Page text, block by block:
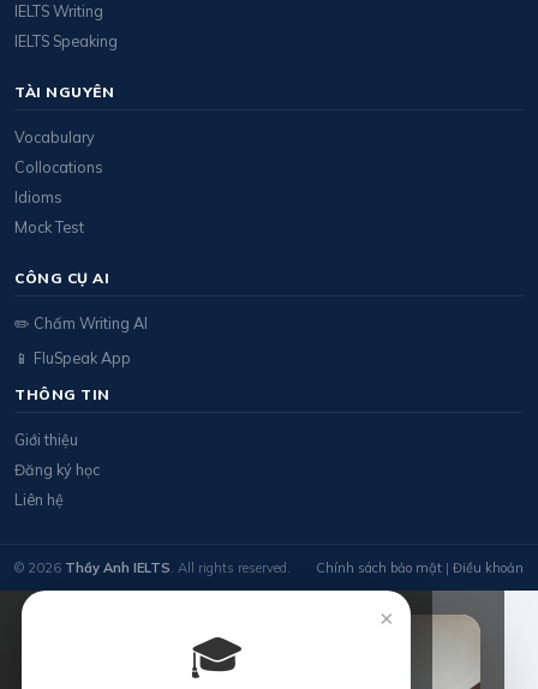
IELTS Writing
IELTS Speaking
TÀI NGUYÊN
Vocabulary
Collocations
Idioms
Mock Test
CÔNG CỤ AI
✏️ Chấm Writing AI
📱 FluSpeak App
THÔNG TIN
Giới thiệu
Đăng ký học
Liên hệ
© 2026 Thầy Anh IELTS. All rights reserved. Chính sách bảo mật | Điều khoản
×
🎓